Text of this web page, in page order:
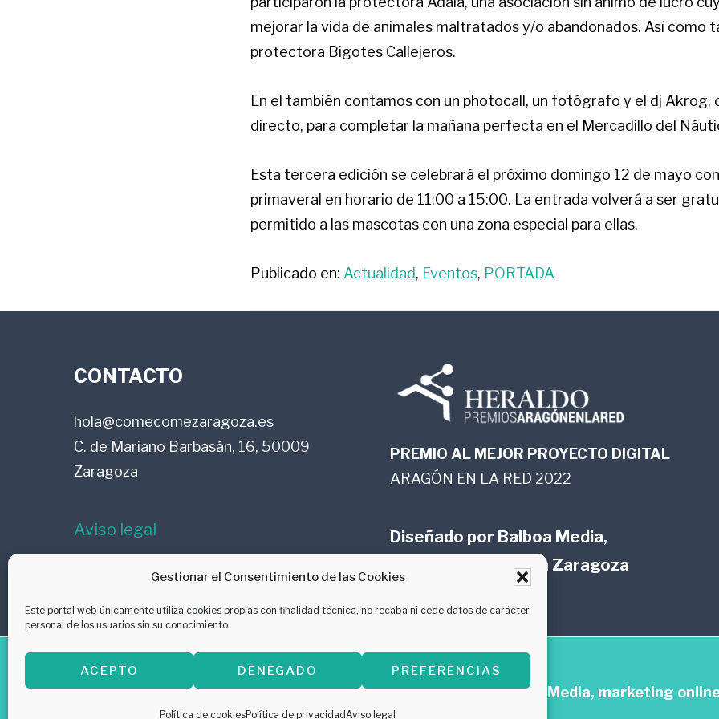
Gestionar el Consentimiento de las Cookies
Este portal web únicamente utiliza cookies propias con finalidad técnica, no recaba ni cede datos de carácter
personal de los usuarios sin su conocimiento.
ACEPTO DENEGADO PREFERENCIAS
Política de cookiesPolítica de privacidadAviso legal
mejorar la vida de animales maltratados y/o abandonados. Así como
protectora Bigotes Callejeros.
En el también contamos con un photocall, un fotógrafo y el dj Akrog,
directo, para completar la mañana perfecta en el Mercadillo del
Esta tercera edición se celebrará el próximo domingo 12 de mayo
primaveral en horario de 11:00 a 15:00. La entrada volverá a ser
permitido a las mascotas con una zona especial para ellas.
Publicado en: Actualidad, Eventos, PORTADA
CONTACTO
hola@comecomezaragoza.es
C. de Mariano Barbasán, 16, 50009
Zaragoza
Aviso legal
Política de privacidad
PREMIO AL MEJOR PROYECTO DIGITAL
ARAGÓN EN LA RED 2022
Diseñado por Balboa Media,
marketing online en Zaragoza
Copyright © 2026 ·Diseñado porBalboa Media, marketing